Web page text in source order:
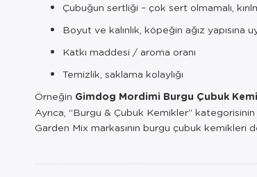
Çubuğun sertliği – çok sert olmamalı,
Boyut ve kalınlık, köpeğin ağız yapısına
Katkı maddesi / aroma oranı
Temizlik, saklama kolaylığı
Örneğin Gimdog Mordimi Burgu Çubuk
Ayrıca, “Burgu & Çubuk Kemikler”
Garden Mix markasının burgu çubuk kemikleri